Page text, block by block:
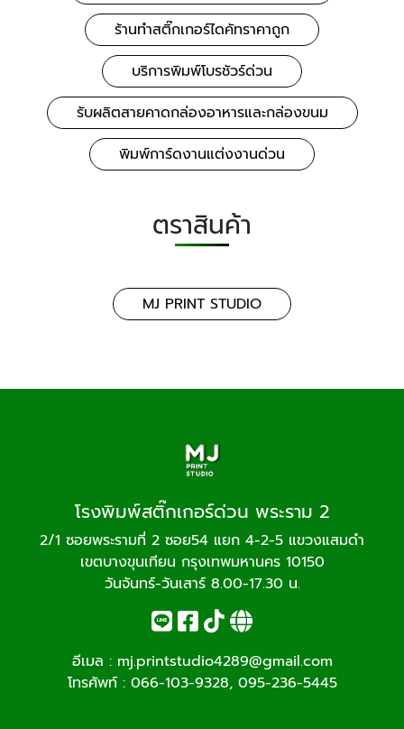
ร้านทำสติ๊กเกอร์ไดคัทราคาถูก
บริการพิมพ์โบรชัวร์ด่วน
รับผลิตสายคาดกล่องอาหารและกล่องขนม
พิมพ์การ์ดงานแต่งงานด่วน
ตราสินค้า
MJ PRINT STUDIO
โรงพิมพ์สติ๊กเกอร์ด่วน พระราม 2
2/1 ซอยพระรามที่ 2 ซอย54 แยก 4-2-5 แขวงแสมดำ
เขตบางขุนเทียน กรุงเทพมหานคร 10150
วันจันทร์-วันเสาร์ 8.00-17.30 น.
อีเมล : mj.printstudio4289@gmail.com
โทรศัพท์ : 066-103-9328, 095-236-5445